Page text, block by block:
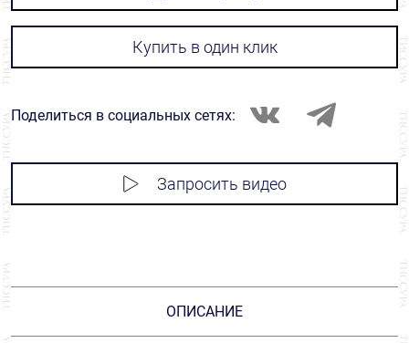
Купить в один клик
Поделиться в социальных сетях:
Запросить видео
ОПИСАНИЕ